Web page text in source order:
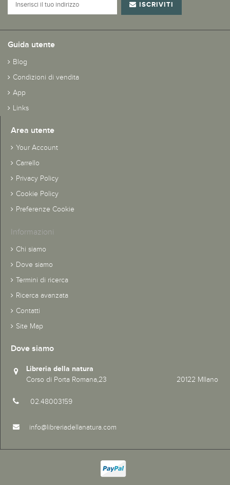
ISCRIVITI
Guida utente
Blog
Condizioni di vendita
App
Links
Area utente
Your Account
Carrello
Privacy Policy
Cookie Policy
Preferenze Cookie
Informazioni
Chi siamo
Dove siamo
Termini di ricerca
Ricerca avanzata
Contatti
Site Map
Dove siamo
Libreria della natura
Corso di Porta Romana,23 20122 MIlano
02.48003159
info@libreriadellanatura.com